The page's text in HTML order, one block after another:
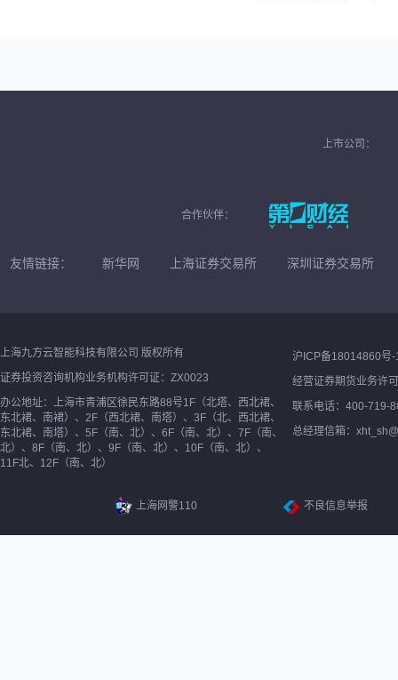
上市公司：
合作伙伴：
友情链接： 新华网 上海证券交易所 深圳证券交易所
上海九方云智能科技有限公司 版权所有
证券投资咨询机构业务机构许可证：ZX0023
办公地址：上海市青浦区徐民东路88号1F（北塔、西北裙、
东北裙、南裙）、2F（西北裙、南塔）、3F（北、西北裙、
东北裙、南塔）、5F（南、北）、6F（南、北）、7F（南、
北）、8F（南、北）、9F（南、北）、10F（南、北）、
11F北、12F（南、北）
沪ICP备18014860号-
经营证券期货业务许
联系电话：400-719-
总经理信箱：
上海网警110 不良信息举报